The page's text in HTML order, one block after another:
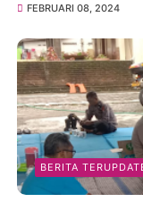
FEBRUARI 08, 2024
BERITA